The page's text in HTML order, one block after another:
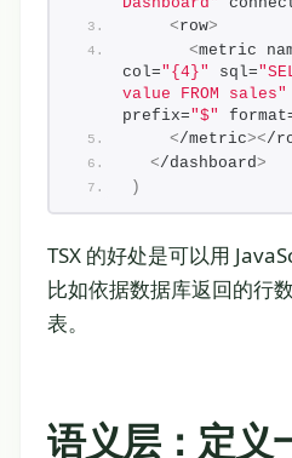
<row>
<metric
col="{4}" sql=
value FROM sales"
prefix="$"
</metric></
</dashboard>
)
TSX 的好处是可以用
比如依据数据库返回的行
表。
语义层：定义